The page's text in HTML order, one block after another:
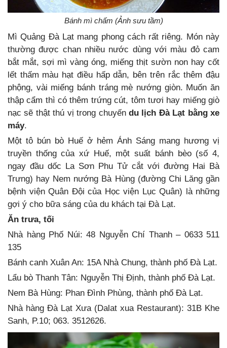
Bánh mì chấm (Ảnh sưu tầm)
Mì Quảng Đà Lạt mang phong cách rất riêng. Món này
thường được chan nhiều nước dùng với màu đỏ cam
bắt mắt, sợi mì vàng óng, miếng thịt sườn non hay cốt
lết thấm màu hạt điều hấp dẫn, bên trên rắc thêm đậu
phộng, vài miếng bánh tráng mè nướng giòn. Muốn ăn
thập cẩm thì có thêm trứng cút, tôm tươi hay miếng giò
nạc sẽ thật thú vị trong chuyến du lịch Đà Lạt bằng xe
máy.
Một tô bún bò Huế ở hẻm Ánh Sáng mang hương vị
truyền thống của xứ Huế, một suất bánh bèo (số 4,
ngay đầu dốc La Sơn Phu Tử cắt với đường Hai Bà
Trưng) hay Nem nướng Bà Hùng (đường Chi Lăng gần
bệnh viện Quân Đội của Học viện Lục Quân) là những
gợi ý cho bữa sáng của du khách tại Đà Lạt.
Ăn trưa, tối
Nhà hàng Phố Núi: 48 Nguyễn Chí Thanh – 0633 511
135
Bánh canh Xuân An: 15A Nhà Chung, thành phố Đà Lạt.
Lẩu bò Thanh Tân: Nguyễn Thị Định, thành phố Đà Lạt.
Nem Bà Hùng: Phan Đình Phùng, thành phố Đà Lạt.
Nhà hàng Đà Lạt Xưa (Dalat xua Restaurant): 31B Khe
Sanh, P.10; 063. 3512626.